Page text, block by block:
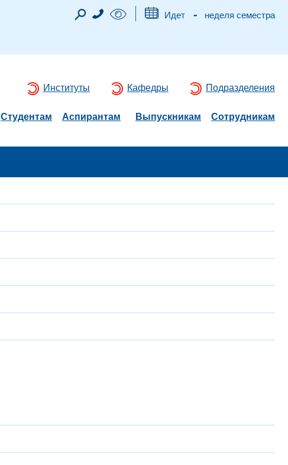
Идет - неделя семестра
Институты Кафедры Подразделения
Студентам Аспирантам Выпускникам Сотрудникам